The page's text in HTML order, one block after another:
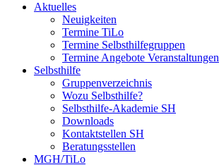
Aktuelles
Neuigkeiten
Termine TiLo
Termine Selbsthilfegruppen
Termine Angebote Veranstaltungen
Selbsthilfe
Gruppenverzeichnis
Wozu Selbsthilfe?
Selbsthilfe-Akademie SH
Downloads
Kontaktstellen SH
Beratungsstellen
MGH/TiLo